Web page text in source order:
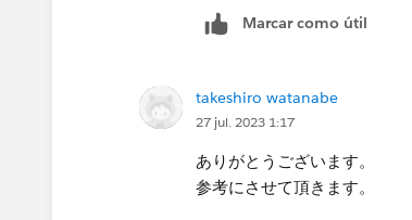
Marcar como útil
takeshiro watanabe
27 jul. 2023 1:17
ありがとうございます。
参考にさせて頂きます。